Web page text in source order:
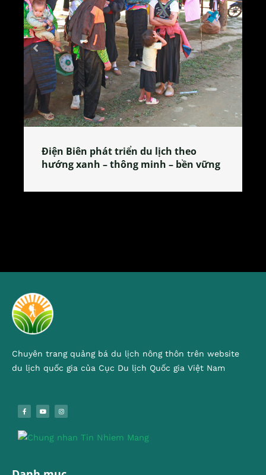
Làng làm bánh tẻ Phú Nhi – nơi lan
tỏa đặc sản xứ Đoài
Chuyên trang quảng bá du lịch nông thôn trên website
du lịch quốc gia của Cục Du lịch Quốc gia Việt Nam